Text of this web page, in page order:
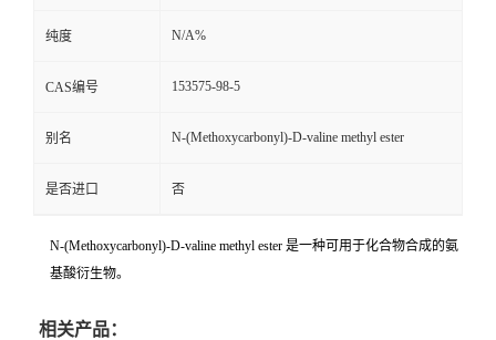
纯度 N/A%
CAS编号 153575-98-5
别名 N-(Methoxycarbonyl)-D-valine methyl ester
是否进口 否
N-(Methoxycarbonyl)-D-valine methyl ester 是一种可用于化合物合成的氨
基酸衍生物。
相关产品：